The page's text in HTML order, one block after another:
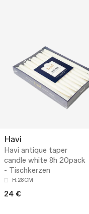
Havi
Havi antique taper
candle white 8h 20pack
- Tischkerzen
H:28CM
24 €